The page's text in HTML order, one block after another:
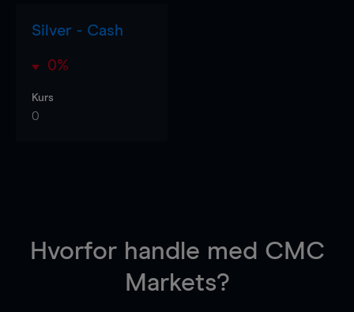
Silver - Cash
0%
Kurs
0
Hvorfor handle med CMC
Markets?